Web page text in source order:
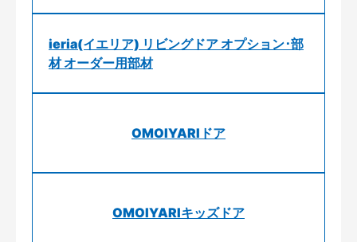
ieria(イエリア) リビングドア オプション･部
材 オーダー用部材
OMOIYARIドア
OMOIYARIキッズドア